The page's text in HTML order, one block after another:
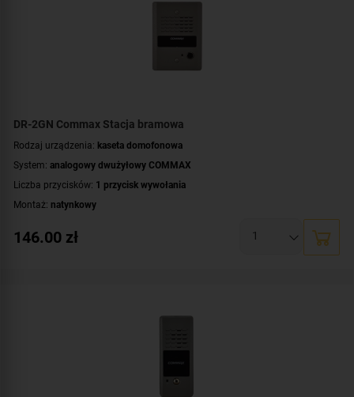
DR-2GN Commax Stacja bramowa
Rodzaj urządzenia: kaseta domofonowa
System: analogowy dwużyłowy COMMAX
Liczba przycisków: 1 przycisk wywołania
Montaż: natynkowy
146.00 zł